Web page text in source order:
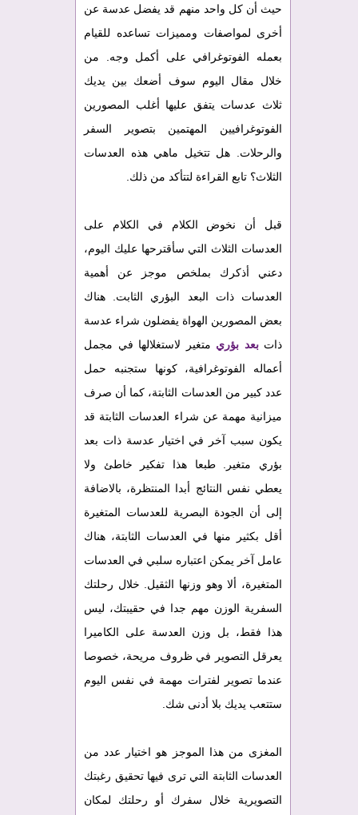
حيث أن كل واحد منهم قد يفضل عدسة عن
أخرى لمواصفات ومميزات تساعده للقيام
بعمله الفوتوغرافي على أكمل وجه. من
خلال مقال اليوم سوف أضعك بين يديك
ثلاث عدسات يتفق عليها أغلب المصورين
الفوتوغرافيين المهتمين بتصوير السفر
والرحلات. هل تتخيل ماهي هذه العدسات
الثلاث؟ تابع القراءة لتتأكد من ذلك.
قبل أن نخوض الكلام في الكلام على
العدسات الثلاث التي سأقترحها عليك اليوم،
دعني أذكرك بملخص موجز عن أهمية
العدسات ذات البعد البؤري الثابت. هناك
بعض المصورين الهواة يفضلون شراء عدسة
ذاتبعد بؤري متغير لاستغلالها في مجمل
أعماله الفوتوغرافية، كونها ستجنبه حمل
عدد كبير من العدسات الثابتة، كما أن صرف
ميزانية مهمة عن شراء العدسات الثابتة قد
يكون سبب آخر في اختيار عدسة ذات بعد
بؤري متغير. طبعا هذا تفكير خاطئ ولا
يعطي نفس النتائج أبدا المنتظرة، بالاضافة
إلى أن الجودة البصرية للعدسات المتغيرة
أقل بكثير منها في العدسات الثابتة، هناك
عامل آخر يمكن اعتباره سلبي في العدسات
المتغيرة، ألا وهو وزنها الثقيل. خلال رحلتك
السفرية الوزن مهم جدا في حقيبتك، ليس
هذا فقط، بل وزن العدسة على الكاميرا
يعرقل التصوير في ظروف مريحة، خصوصا
عندما تصوير لفترات مهمة في نفس اليوم
ستتعب يديك بلا أدنى شك.
المغزى من هذا الموجز هو اختيار عدد من
العدسات الثابتة التي ترى فيها تحقيق رغبتك
التصويرية خلال سفرك أو رحلتك لمكان